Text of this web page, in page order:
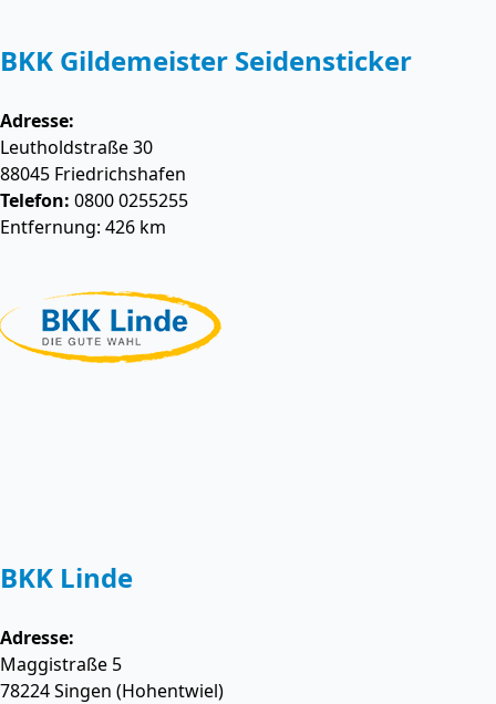
BKK Gildemeister Seidensticker
Adresse:
Leutholdstraße 30
88045 Friedrichshafen
Telefon: 0800 0255255
Entfernung: 426 km
BKK Linde
Adresse:
Maggistraße 5
78224Singen (Hohentwiel)